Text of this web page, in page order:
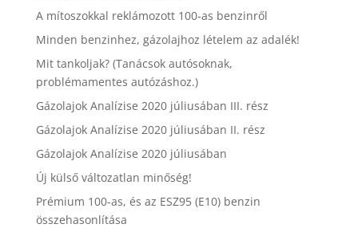
A mítoszokkal reklámozott 100-as benzinről
Minden benzinhez, gázolajhoz lételem az adalék!
Mit tankoljak? (Tanácsok autósoknak,
problémamentes autózáshoz.)
Gázolajok Analízise 2020 júliusában III. rész
Gázolajok Analízise 2020 júliusában II. rész
Gázolajok Analízise 2020 júliusában
Új külső változatlan minőség!
Prémium 100-as, és az ESZ95 (E10) benzin
összehasonlítása